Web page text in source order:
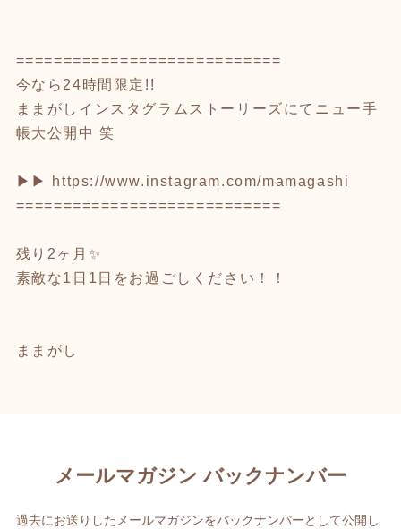
============================
今なら24時間限定!!
ままがしインスタグラムストーリーズにてニュー手
帳大公開中 笑
▶︎▶︎ https://www.instagram.com/mamagashi
============================
残り2ヶ月✨
素敵な1日1日をお過ごしください！！
ままがし
メールマガジン バックナンバー
過去にお送りしたメールマガジンをバックナンバーとして公開し